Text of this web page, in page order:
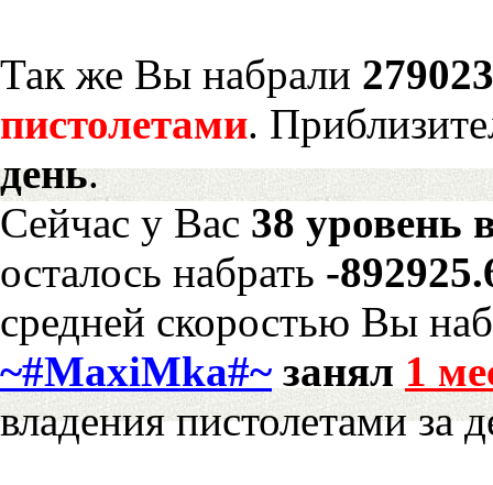
Так же Вы набрали
пистолетами.
день.
Сейчас у Вас 38 уровень
осталось набрать -
средней скоростью Вы
~#MaxiMka#~ занял 1
владения пистолетами за